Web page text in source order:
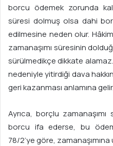
borcu ödemek zorunda
süresi dolmuş olsa dahi
edilmesine neden olur.
zamanaşımı süresinin
sürülmedikçe dikkate alamaz.
nedeniyle yitirdiği dava
geri kazanması anlamına gelir.
Ayrıca, borçlu
borcu ifa ederse, bu
78/2’ye göre,